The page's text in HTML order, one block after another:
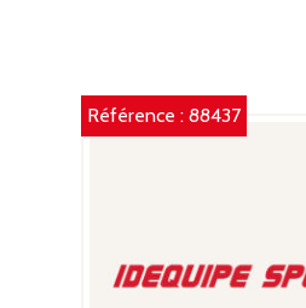
Référence :88437